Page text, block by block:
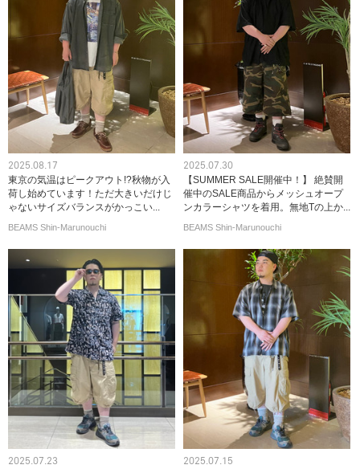
2025.08.17
東京の気温はピークアウト!?秋物が入
荷し始めています！ただ大きいだけじ
ゃないサイズバランスがかっこい...
BEAMS Shin-Marunouchi
2025.07.30
【SUMMER SALE開催中！】 絶賛開
催中のSALE商品からメッシュオープ
ンカラーシャツを着用。無地Tの上か...
BEAMS Shin-Marunouchi
2025.07.23 2025.07.15